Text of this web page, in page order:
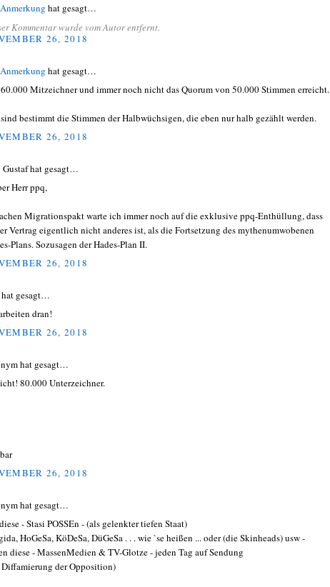
hat gesagt…
Kommentar wurde vom Autor entfernt.
26, 2018
hat gesagt…
Mitzeichner und immer noch nicht das Quorum von 50.000 Stimmen erreicht.
bestimmt die Stimmen der Halbwüchsigen, die eben nur halb gezählt werden.
26, 2018
Gustaf hat gesagt…
Herr ppq,
Migrationspakt warte ich immer noch auf die exklusive ppq-Enthüllung, dass
Vertrag eigentlich nicht anderes ist, als die Fortsetzung des mythenumwobenen
Plans. Sozusagen der Hades-Plan II.
26, 2018
hat gesagt…
dran!
26, 2018
hat gesagt…
80.000 Unterzeichner.
26, 2018
hat gesagt…
- Stasi POSSEn - (als gelenkter tiefen Staat)
HoGeSa, KöDeSa, DüGeSa . . . wie `se heißen ... oder (die Skinheads) usw -
diese - MassenMedien & TV-Glotze - jeden Tag auf Sendung
der Opposition)